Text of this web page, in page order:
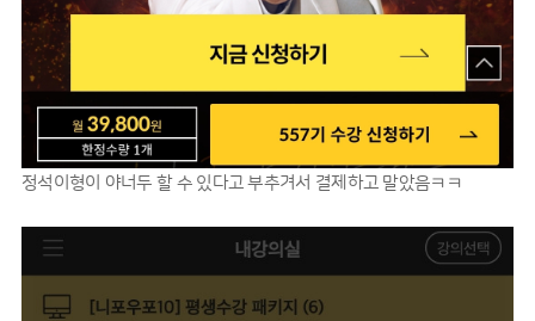
정석이형이 야너두 할 수 있다고 부추겨서 결제하고 말았음ㅋㅋ